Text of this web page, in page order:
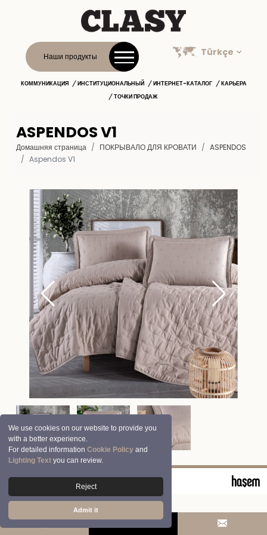
We use cookies on our website to provide you
with a better experience.
For detailed informationCookie Policy and
Lighting Text you can review.
Reject
Admit it
Наши продукты Türkçe
КОММУНИКАЦИЯ ИНСТИТУЦИОНАЛЬНЫЙ ИНТЕРНЕТ-КАТАЛОГ
КАРЬЕРА
ТОЧКИ ПРОДАЖ
ASPENDOS V1
Домашняя страница ПОКРЫВАЛО ДЛЯ КРОВАТИ
ASPENDOS
Aspendos V1
© 2026 Clasy | Aran Tekstil San. ve Tic. A.Ş.